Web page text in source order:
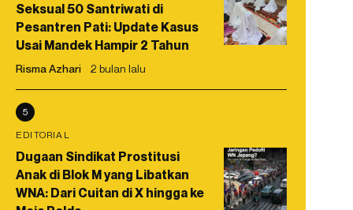
Seksual 50 Santriwati di
Pesantren Pati: Update Kasus
Usai Mandek Hampir 2 Tahun
Risma Azhari 2 bulan lalu
5
EDITORIAL
Dugaan Sindikat Prostitusi
Anak di Blok M yang Libatkan
WNA: Dari Cuitan di X hingga ke